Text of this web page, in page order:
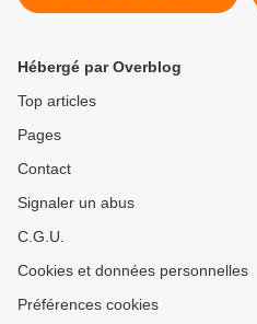
Hébergé par Overblog
Top articles
Pages
Contact
Signaler un abus
C.G.U.
Cookies et données personnelles
Préférences cookies